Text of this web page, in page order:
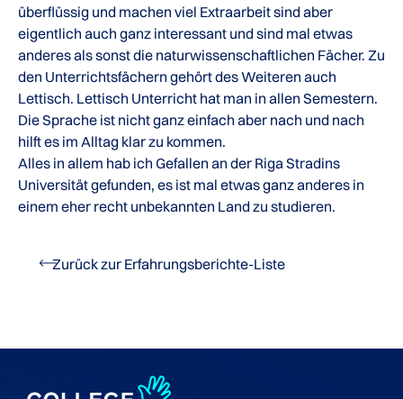
überflüssig und machen viel Extraarbeit sind aber
eigentlich auch ganz interessant und sind mal etwas
anderes als sonst die naturwissenschaftlichen Fächer. Zu
den Unterrichtsfächern gehört des Weiteren auch
Lettisch. Lettisch Unterricht hat man in allen Semestern.
Die Sprache ist nicht ganz einfach aber nach und nach
hilft es im Alltag klar zu kommen.
Alles in allem hab ich Gefallen an der Riga Stradins
Universität gefunden, es ist mal etwas ganz anderes in
einem eher recht unbekannten Land zu studieren.
Zurück zur Erfahrungsberichte-Liste